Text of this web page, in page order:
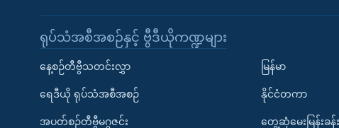
ရုပ်သံအစီအစဉ်နှင့် ဗွီဒီယိုကဏ္ဍများ
နေ့စဉ်တီဗွီသတင်းလွှာ
ရေဒီယို ရုပ်သံအစီအစဉ်
အပတ်စဉ်တီဗွီမဂ္ဂဇင်း
မြန်မာ
နိုင်ငံတကာ
တွေ့ဆုံမေးမြန်းခန်း